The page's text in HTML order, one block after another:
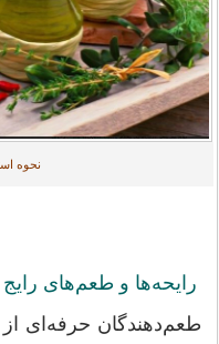
نحوه
رایحه‌ها و طعم‌های
طعم‌دهندگان حرفه‌ای